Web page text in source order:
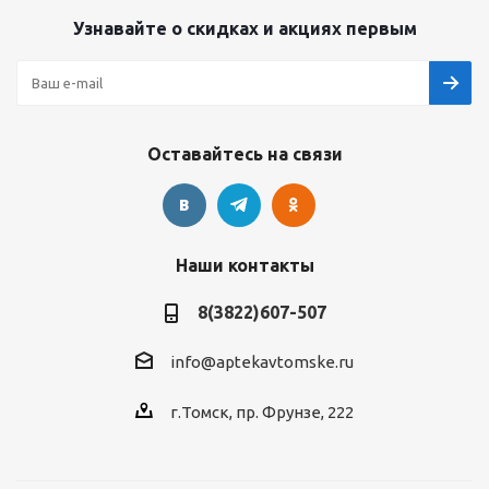
Узнавайте о скидках и акциях первым
Оставайтесь на связи
Наши контакты
8(3822)607-507
info@aptekavtomske.ru
г.Томск, пр. Фрунзе, 222